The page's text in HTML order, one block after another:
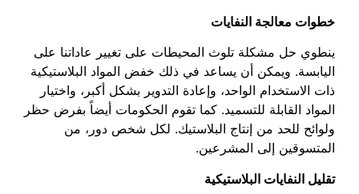
خطوات معالجة النفايات
ينطوي حل مشكلة تلوث المحيطات على تغيير عاداتنا على
اليابسة. ويمكن أن يساعد في ذلك خفض المواد البلاستيكية
ذات الاستخدام الواحد، وإعادة التدوير بشكل أكبر، واختيار
المواد القابلة للتسميد. كما تقوم الحكومات أيضاً بفرض حظر
ولوائح للحد من إنتاج البلاستيك. لكل شخص دور، من
المتسوقين إلى المشرعين.
تقليل النفايات البلاستيكية